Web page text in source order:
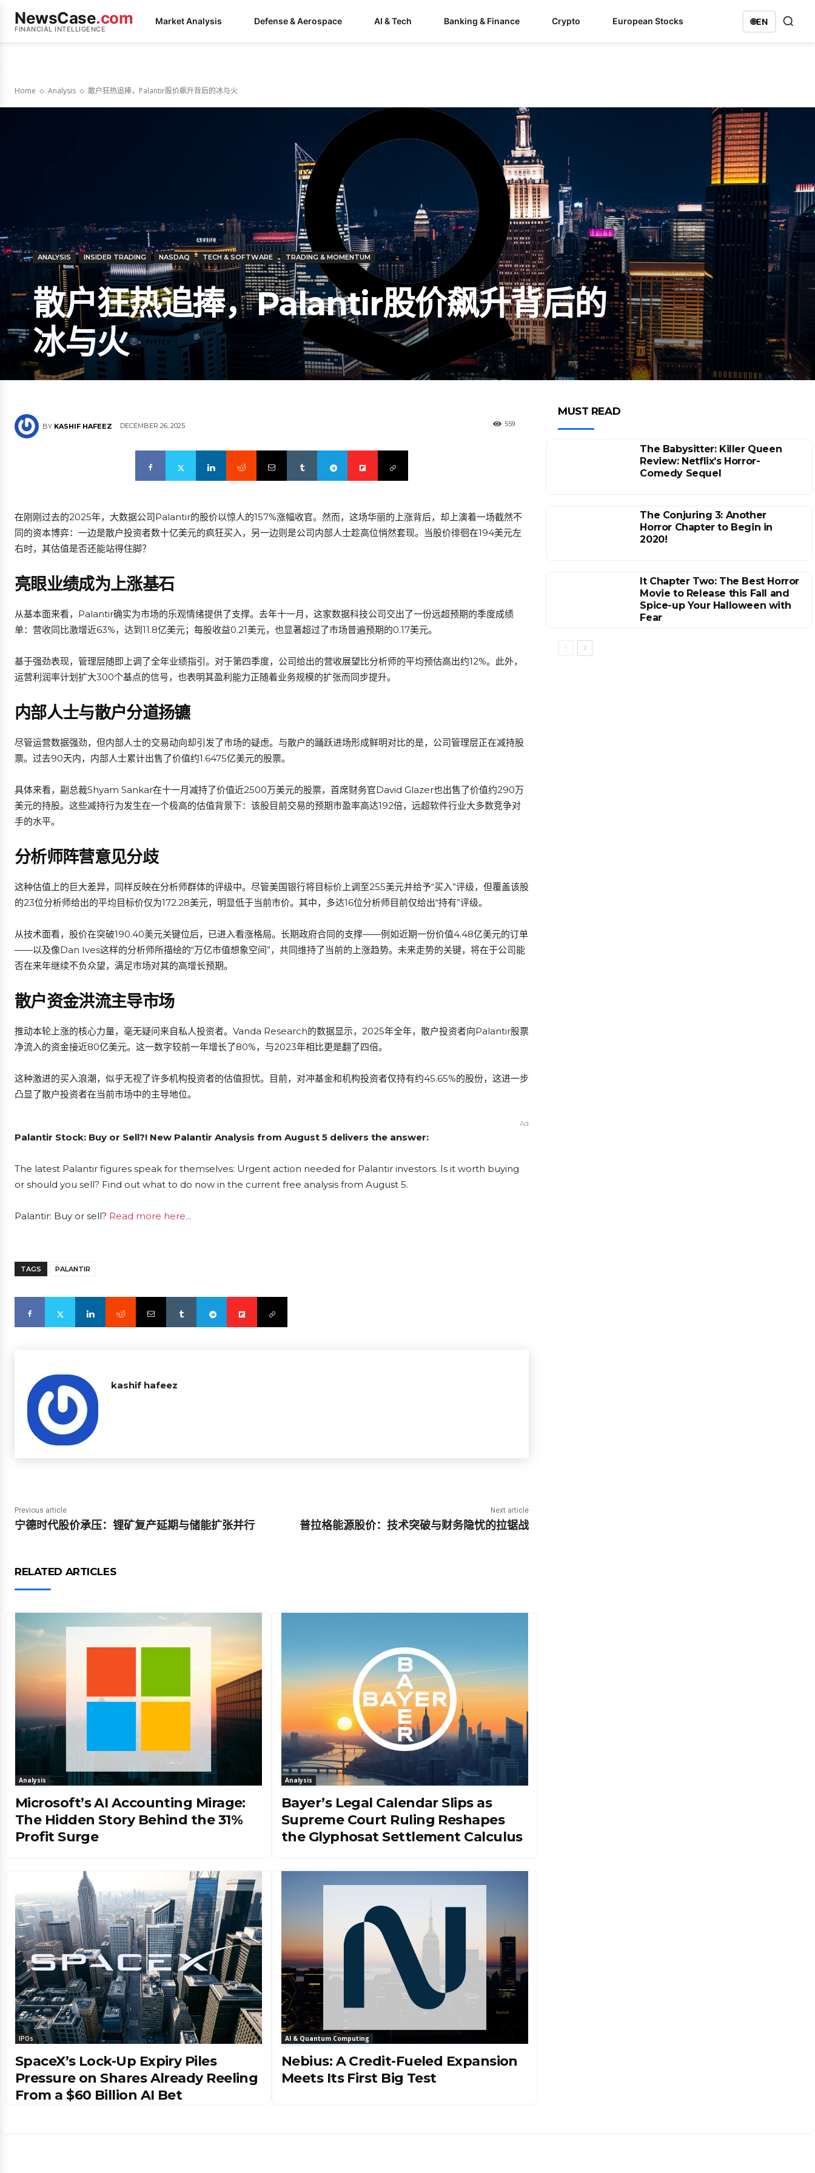
NewsCase.com
FINANCIAL INTELLIGENCE
Market Analysis Defense & Aerospace AI & Tech Banking & Finance Crypto European Stocks 🌐EN
Home Analysis 散户狂热追捧，Palantir股价飙升背后的冰与火
ANALYSIS INSIDER TRADING NASDAQ TECH & SOFTWARE TRADING & MOMENTUM
散户狂热追捧，Palantir股价飙升背后的
冰与火
BY KASHIF HAFEEZ DECEMBER 26, 2025 559
在刚刚过去的2025年，大数据公司Palantir的股价以惊人的157%涨幅收官。然而，这场华丽的上涨背后，却上演着一场截然不
同的资本博弈：一边是散户投资者数十亿美元的疯狂买入，另一边则是公司内部人士趁高位悄然套现。当股价徘徊在194美元左
右时，其估值是否还能站得住脚？
亮眼业绩成为上涨基石
从基本面来看，Palantir确实为市场的乐观情绪提供了支撑。去年十一月，这家数据科技公司交出了一份远超预期的季度成绩
单：营收同比激增近63%，达到11.8亿美元；每股收益0.21美元，也显著超过了市场普遍预期的0.17美元。
基于强劲表现，管理层随即上调了全年业绩指引。对于第四季度，公司给出的营收展望比分析师的平均预估高出约12%。此外，
运营利润率计划扩大300个基点的信号，也表明其盈利能力正随着业务规模的扩张而同步提升。
内部人士与散户分道扬镳
尽管运营数据强劲，但内部人士的交易动向却引发了市场的疑虑。与散户的踊跃进场形成鲜明对比的是，公司管理层正在减持股
票。过去90天内，内部人士累计出售了价值约1.6475亿美元的股票。
具体来看，副总裁Shyam Sankar在十一月减持了价值近2500万美元的股票，首席财务官David Glazer也出售了价值约290万
美元的持股。这些减持行为发生在一个极高的估值背景下：该股目前交易的预期市盈率高达192倍，远超软件行业大多数竞争对
手的水平。
分析师阵营意见分歧
这种估值上的巨大差异，同样反映在分析师群体的评级中。尽管美国银行将目标价上调至255美元并给予“买入”评级，但覆盖该股
的23位分析师给出的平均目标价仅为172.28美元，明显低于当前市价。其中，多达16位分析师目前仅给出“持有”评级。
从技术面看，股价在突破190.40美元关键位后，已进入看涨格局。长期政府合同的支撑——例如近期一份价值4.48亿美元的订单
——以及像Dan Ives这样的分析师所描绘的“万亿市值想象空间”，共同维持了当前的上涨趋势。未来走势的关键，将在于公司能
否在来年继续不负众望，满足市场对其的高增长预期。
散户资金洪流主导市场
推动本轮上涨的核心力量，毫无疑问来自私人投资者。Vanda Research的数据显示，2025年全年，散户投资者向Palantir股票
净流入的资金接近80亿美元。这一数字较前一年增长了80%，与2023年相比更是翻了四倍。
这种激进的买入浪潮，似乎无视了许多机构投资者的估值担忧。目前，对冲基金和机构投资者仅持有约45.65%的股份，这进一步
凸显了散户投资者在当前市场中的主导地位。
Ad
Palantir Stock: Buy or Sell?! New Palantir Analysis from August 5 delivers the answer:
The latest Palantir figures speak for themselves: Urgent action needed for Palantir investors. Is it worth buying
or should you sell? Find out what to do now in the current free analysis from August 5.
Palantir: Buy or sell? Read more here...
TAGS PALANTIR
kashif hafeez
Previous article
宁德时代股价承压：锂矿复产延期与储能扩张并行
Next article
普拉格能源股价：技术突破与财务隐忧的拉锯战
RELATED ARTICLES
Analysis
Microsoft’s AI Accounting Mirage:
The Hidden Story Behind the 31%
Profit Surge
Analysis
Bayer’s Legal Calendar Slips as
Supreme Court Ruling Reshapes
the Glyphosat Settlement Calculus
IPOs
SpaceX’s Lock-Up Expiry Piles
Pressure on Shares Already Reeling
From a $60 Billion AI Bet
AI & Quantum Computing
Nebius: A Credit-Fueled Expansion
Meets Its First Big Test
MUST READ
The Babysitter: Killer Queen
Review: Netflix’s Horror-
Comedy Sequel
The Conjuring 3: Another
Horror Chapter to Begin in
2020!
It Chapter Two: The Best Horror
Movie to Release this Fall and
Spice-up Your Halloween with
Fear